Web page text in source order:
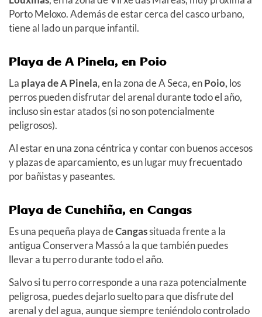
Porto Meloxo. Además de estar cerca del casco urbano,
tiene al lado un parque infantil.
Playa de A Pinela, en Poio
La playa de A Pinela, en la zona de A Seca, enPoio, los
perros pueden disfrutar del arenal durante todo el año,
incluso sin estar atados (si no son potencialmente
peligrosos).
Al estar en una zona céntrica y contar con buenos accesos
y plazas de aparcamiento, es un lugar muy frecuentado
por bañistas y paseantes.
Playa de Cunchiña, en Cangas
Es una pequeña playa deCangassituada frente a la
antigua Conservera Massó a la que también puedes
llevar a tu perro durante todo el año.
Salvo si tu perro corresponde a una raza potencialmente
peligrosa, puedes dejarlo suelto para que disfrute del
arenal y del agua, aunque siempre teniéndolo controlado